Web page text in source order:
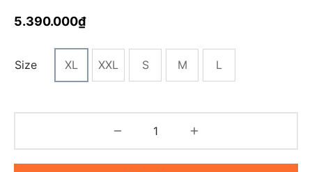
5.390.000₫
Size XL XXL S M L